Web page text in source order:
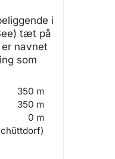
i
tæt på
navnet
som
350 m
350 m
0 m